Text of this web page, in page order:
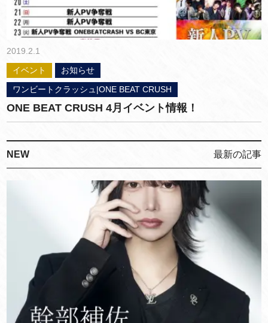
2019.2.1
イベント
お知らせ
ワンビートクラッシュ|ONE BEAT CRUSH
ONE BEAT CRUSH 4月イベント情報！
NEW 最新の記事